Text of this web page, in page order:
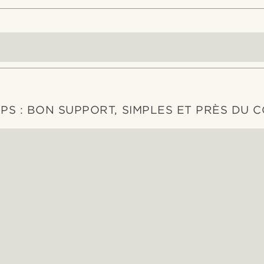
: BON SUPPORT, SIMPLES ET PRÈS DU